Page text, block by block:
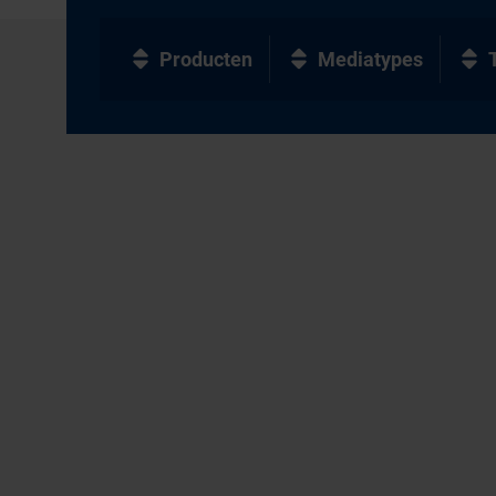
Producten Mediatypes